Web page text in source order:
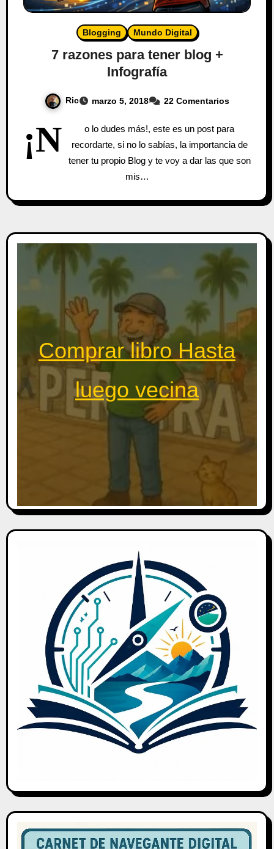
Blogging Mundo Digital
7 razones para tener blog +
Infografía
Ric marzo 5, 2018 22 Comentarios
¡N
o lo dudes más!, este es un post para
recordarte, si no lo sabías, la importancia de
tener tu propio Blog y te voy a dar las que son
mis…
Comprar libro Hasta
luego vecina